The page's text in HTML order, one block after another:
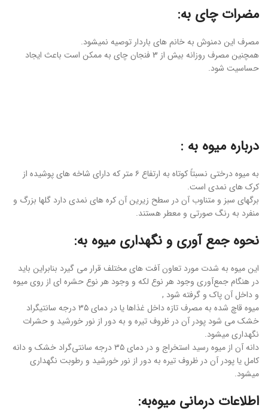
مضرات چای به:
مصرف این دمنوش به خانم های باردار توصیه نمیشود.
همچنین مصرف روزانه بیش از 3 فنجان چای به ممکن است باعث ایجاد
حساسیت شود.
درباره میوه به :
به میوه درختی نسبتاً کوتاه به ارتفاع ۶ متر که دارای شاخه های پوشیده از
کرک های نمدی است.
برگهای سبز و متناوب آن در سطح زیرین آن کره های نمدی دارد گلها بزرگ و
منفرد به رنگ صورتی و معطر هستند.
نحوه جمع آوری و نگهداری میوه به:
این میوه به شدت مورد تعاون آفت های مختلف قرار می گیرد بنابراین باید
در هنگام جمع‌آوری وجود هر نوع لکه و وجود هر نوع حشره ای از روی میوه
و داخل آن پاک و گرفته شود ,
میوه قاچ شده به مصرف تازه داخل غذاها یا در دمای ۳۵ درجه سانتیگراد
خشک می شود پودر آن در ظروف تیره و به دور از نور خورشید و حشرات
نگهداری میشود.
دانه آن از میوه رسید استخراج و در دمای ۳۵ درجه سانتی‌گراد خشک و دانه
کامل یا پودر آن در ظروف تیره به دور از نور خورشید و رطوبت نگهداری
میشود.
اطلاعات درمانی میوه‌به: